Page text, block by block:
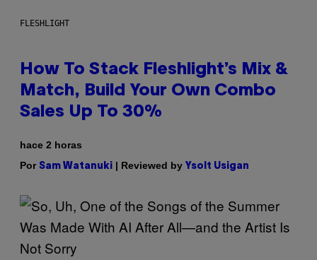
FLESHLIGHT
How To Stack Fleshlight’s Mix &
Match, Build Your Own Combo
Sales Up To 30%
hace 2 horas
Por Sam Watanuki | Reviewed by Ysolt Usigan